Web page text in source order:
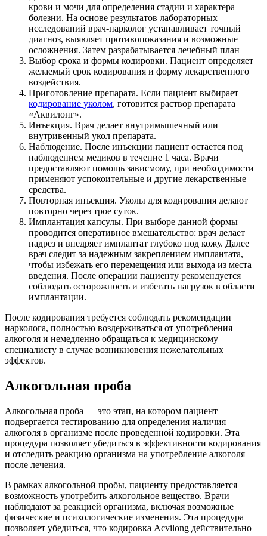
крови и мочи для определения стадии и характера
болезни. На основе результатов лабораторных
исследований врач-нарколог устанавливает точный
диагноз, выявляет противопоказания и возможные
осложнения. Затем разрабатывается лечебный план
Выбор срока и формы кодировки. Пациент определяет
желаемый срок кодирования и форму лекарственного
воздействия.
Приготовление препарата. Если пациент выбирает
кодирование уколом, готовится раствор препарата
«Аквилонг».
Инъекция. Врач делает внутримышечный или
внутривенный укол препарата.
Наблюдение. После инъекции пациент остается под
наблюдением медиков в течение 1 часа. Врачи
предоставляют помощь зависмому, при необходимости
применяют успокоительные и другие лекарственные
средства.
Повторная инъекция. Уколы для кодирования делают
повторно через трое суток.
Имплантация капсулы. При выборе данной формы
проводится оперативное вмешательство: врач делает
надрез и внедряет имплантат глубоко под кожу. Далее
врач следит за надежным закреплением имплантата,
чтобы избежать его перемещения или выхода из места
введения. После операции пациенту рекомендуется
соблюдать осторожность и избегать нагрузок в области
имплантации.
После кодирования требуется соблюдать рекомендации
нарколога, полностью воздерживаться от употребления
алкоголя и немедленно обращаться к медицинскому
специалисту в случае возникновения нежелательных
эффектов.
Алкогольная проба
Алкогольная проба — это этап, на котором пациент
подвергается тестированию для определения наличия
алкоголя в организме после проведенной кодировки. Эта
процедура позволяет убедиться в эффективности кодирования
и отследить реакцию организма на употребление алкоголя
после лечения.
В рамках алкогольной пробы, пациенту предоставляется
возможность употребить алкогольное вещество. Врачи
наблюдают за реакцией организма, включая возможные
физические и психологические изменения. Эта процедура
позволяет убедиться, что кодировка Acvilong действительно